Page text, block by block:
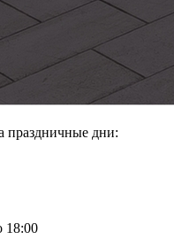
праздничные дни:
18:00